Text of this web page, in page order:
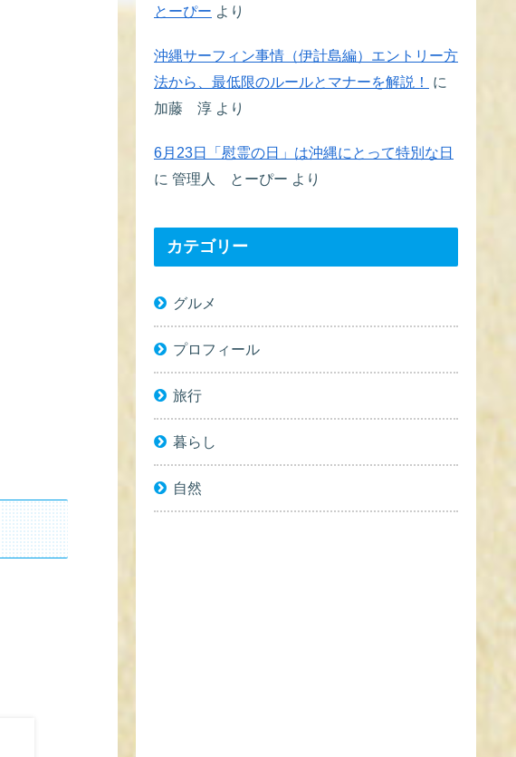
とーぴー より
沖縄サーフィン事情（伊計島編）エントリー方
法から、最低限のルールとマナーを解説！
に
加藤 淳 より
6月23日「慰霊の日」は沖縄にとって特別な日
に 管理人 とーぴー より
カテゴリー
グルメ
プロフィール
旅行
暮らし
自然